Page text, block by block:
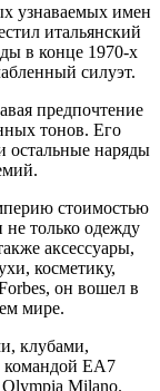
узнаваемых имен
итальянский
в конце 1970-х
силуэт.
предпочтение
тонов. Его
остальные наряды
стоимостью
только одежду
аксессуары,
косметику,
он вошел в
мире.
клубами,
командой EA7
Milano.